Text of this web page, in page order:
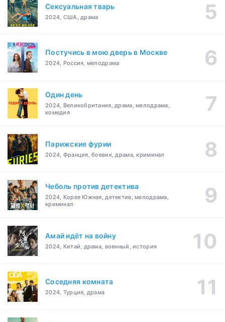
Сексуальная тварь
2024, США, драма
Постучись в мою дверь в Москве
2024, Россия, мелодрама
Один день
2024, Великобритания, драма, мелодрама,
комедия
Парижские фурии
2024, Франция, боевик, драма, криминал
Чеболь против детектива
2024, Корея Южная, детектив, мелодрама,
криминал
Амай идёт на войну
2024, Китай, драма, военный, история
Соседняя комната
2024, Турция, драма